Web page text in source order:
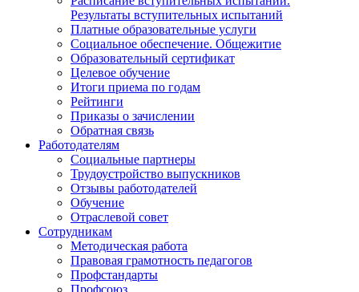
Результаты вступительных испытаний
Платные образовательные услуги
Социальное обеспечение. Общежитие
Образовательный сертификат
Целевое обучение
Итоги приема по годам
Рейтинги
Приказы о зачислении
Обратная связь
Работодателям
Социальные партнеры
Трудоустройство выпускников
Отзывы работодателей
Обучение
Отраслевой совет
Сотрудникам
Методическая работа
Правовая грамотность педагогов
Профстандарты
Профсоюз